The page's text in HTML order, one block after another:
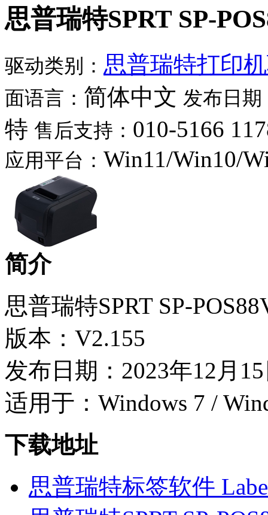
思普瑞特SPRT SP-
驱动类别： 思普瑞特打印
面语言： 简体中文 发布日期
特 售后支持： 010-5166
应用平台： Win11/Win10/
简介
思普瑞特SPRT SP-
版本：V2.155
发布日期：2023年12月
适用于：Windows 7 /
下载地址
思普瑞特标签软件